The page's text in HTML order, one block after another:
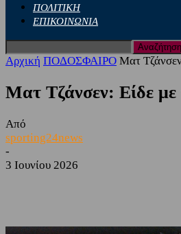
ΠΟΛΙΤΙΚΗ
ΕΠΙΚΟΙΝΩΝΙΑ
Αρχική ΠΟΔΟΣΦΑΙΡΟ Ματ
Ματ Τζάνσεν: Είδε με
Από
sporting24news
-
3 Ιουνίου 2026